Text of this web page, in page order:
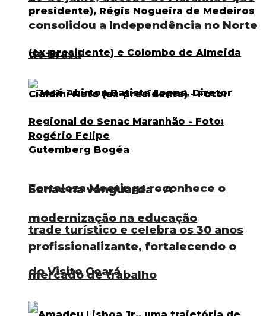
consolidou a Independência no Norte
do Brasil
Senac na vanguarda – A
modernização na educação
profissionalizante, fortalecendo o
mercado de trabalho
Fortaleza Meetings reconhece o
trade turístico e celebra os 30 anos
do Visite Ceará